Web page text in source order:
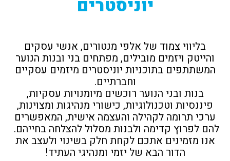
יוניסטרים
בליווי צמוד של אלפי מנטורים, אנשי עסקים
והייטק ויזמים מובילים, מפתחים בני ובנות הנוער
המשתתפים בתוכניות יוניסטרים מיזמים עסקיים
וחברתיים.
בנות ובני הנוער רוכשים מיומנויות עסקיות,
פיננסיות וטכנולוגיות, כישורי מנהיגות ומצוינות,
ערכי תרומה לקהילה והעצמה אישית, המאפשרים
להם לפרוץ קדימה ולבנות מסלול להצלחה בחייהם.
אנו מזמינים אתכם לקחת חלק בשינוי ולעצב את
הדור הבא של יזמי ומנהיגי העתיד!